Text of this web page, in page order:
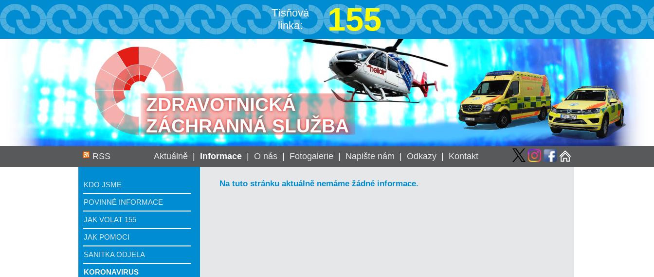
Tísňová
linka:
155
ZDRAVOTNICKÁ
ZÁCHRANNÁ SLUŽBA
RSS Aktuálně Informace O nás Fotogalerie Napište nám Odkazy Kontakt
KDO JSME
POVINNÉ INFORMACE
JAK VOLAT 155
JAK POMOCI
SANITKA ODJELA
KORONAVIRUS
Na tuto stránku aktuálně nemáme žádné informace.